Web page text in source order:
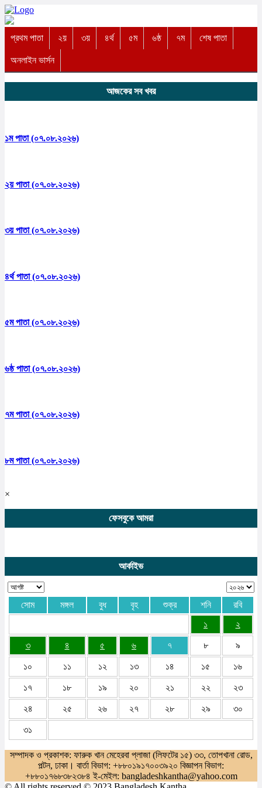
প্রথম পাতা ২য় ৩য় ৪র্থ ৫ম ৬ষ্ঠ ৭ম শেষ পাতা
অনলাইন ভার্সন
আজকের সব খবর
১ম পাতা (০৭.০৮.২০২৬)
২য় পাতা (০৭.০৮.২০২৬)
৩য় পাতা (০৭.০৮.২০২৬)
৪র্থ পাতা (০৭.০৮.২০২৬)
৫ম পাতা (০৭.০৮.২০২৬)
৬ষ্ঠ পাতা (০৭.০৮.২০২৬)
৭ম পাতা (০৭.০৮.২০২৬)
৮ম পাতা (০৭.০৮.২০২৬)
×
ফেসবুকে আমরা
আর্কাইভ
সোম মঙ্গল বুধ বৃহ শুক্র শনি
রবি
১
২
৩ ৪ ৫ ৬ ৭ ৮ ৯
১০ ১১ ১২ ১৩ ১৪ ১৫ ১৬
১৭ ১৮ ১৯ ২০ ২১ ২২ ২৩
২৪ ২৫ ২৬ ২৭ ২৮ ২৯ ৩০
৩১
সম্পাদক ও প্রকাশক: ফারুক খান মেহেরবা প্লাজা (লিফটের ১৫) ৩৩, তোপখানা রোড,
পল্টন, ঢাকা। বার্তা বিভাগ: +৮৮০১৯১৭০০৩৯২০ বিজ্ঞাপন বিভাগ:
+৮৮০১৭৬৮৩৮২৩৮৪ ই-মেইল: bangladeshkantha@yahoo.com